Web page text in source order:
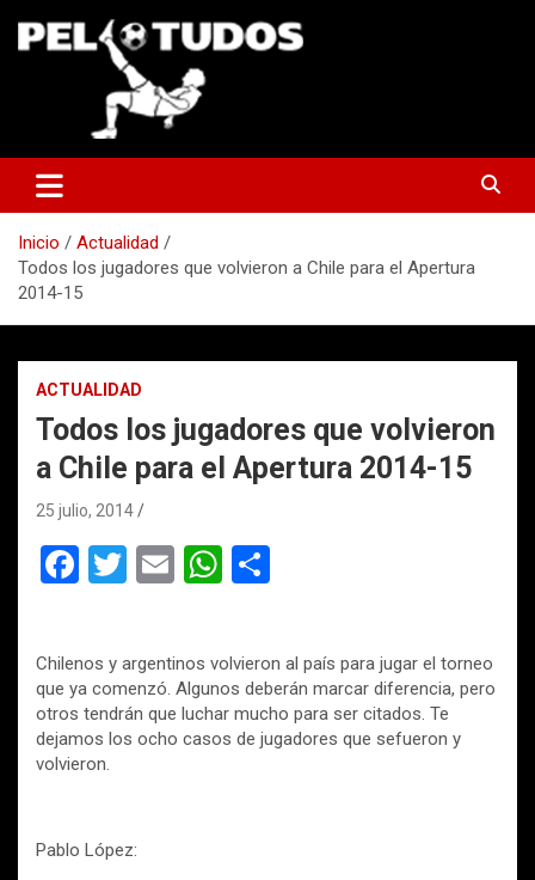
Inicio
Actualidad
Todos los jugadores que volvieron a Chile para el Apertura
2014-15
ACTUALIDAD
Todos los jugadores que volvieron
a Chile para el Apertura 2014-15
25 julio, 2014
F
b
o
o
T
er
E
W
s
A
p
p
ar
tir
Chilenos y argentinos volvieron al país para jugar el torneo
que ya comenzó. Algunos deberán marcar diferencia, pero
otros tendrán que luchar mucho para ser citados. Te
dejamos los ocho casos de jugadores que sefueron y
volvieron.
Pablo López: